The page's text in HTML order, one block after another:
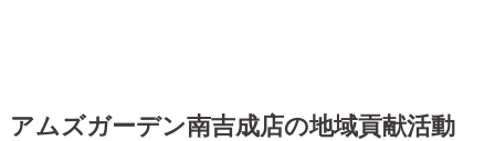
アムズガーデン南吉成店の地域貢献活動